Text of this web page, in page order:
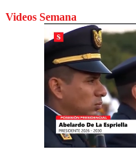
Videos Semana